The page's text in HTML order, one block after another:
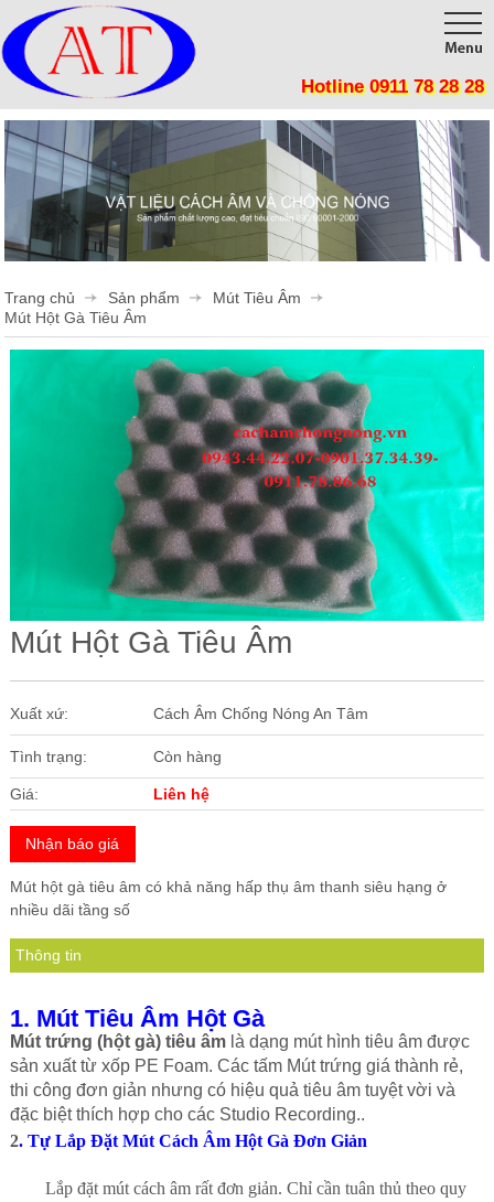
Trang chủ
Giới thiệu
Sản phẩm
Tôn Cách Nhiệt, Chống nóng, Giảm tiêu thụ điện năng
Panel Cách Nhiệt lợp mái, lắp ghép phòng sạch, kho lạnh
Vật Liệu Cách Nhiệt
Phụ Kiện Cửa Mở
Phụ Kiện Cửa Lùa
Các Loại Cửa
Vật Liệu Cách Âm
Vật liệu Bảo Ôn | Cách Âm Chống Nóng An Tâm
Vật Liệu Bọc Lót Hàng Hóa
Tấm lấy Sáng polycarbonate
Giấy Dán Tường, Giấy Bạc
Phụ Kiện Phòng Sạch Kho Lạnh
Công trình
Thi công
Tin tức
Liên hệ
Hotline 0911 78 28 28
Trang chủ Sản phẩm
Mút Tiêu Âm
Mút Hột Gà Tiêu Âm
Mút Hột Gà Tiêu Âm
Xuất xứ: Cách Âm Chống Nóng An Tâm
Tình trạng: Còn hàng
Giá: Liên hệ
Nhận báo giá
Mút hột gà tiêu âm có khả năng hấp thụ âm thanh siêu hạng ở
nhiều dãi tầng số
Thông tin
1. Mút Tiêu Âm Hột Gà
Mút trứng (hột gà) tiêu âmlà dạng mút hình tiêu âm được
sản xuất từ xốp PE Foam. Các tấm Mút trứng giá thành rẻ,
thi công đơn giản nhưng có hiệu quả tiêu âm tuyệt vời và
đặc biệt thích hợp cho các Studio Recording..
2. Tự Lắp Đặt Mút Cách Âm Hột Gà Đơn Giản
Lắp đặt mút cách âm rất đơn giản. Chỉ cần tuân thủ theo quy